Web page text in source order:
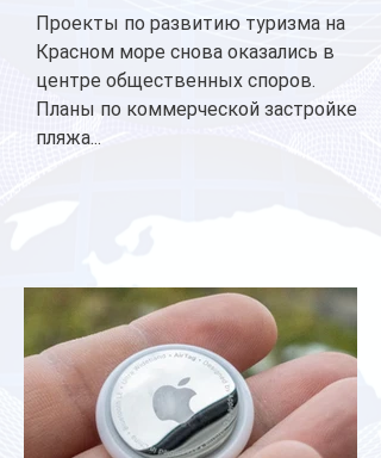
Проекты по развитию туризма на
Красном море снова оказались в
центре общественных споров.
Планы по коммерческой застройке
пляжа...